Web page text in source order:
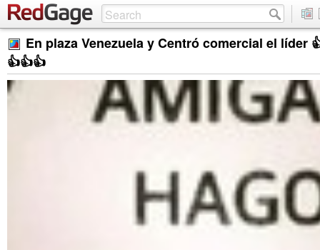
En plaza Venezuela y Centró comercial el líder
👍👍👍